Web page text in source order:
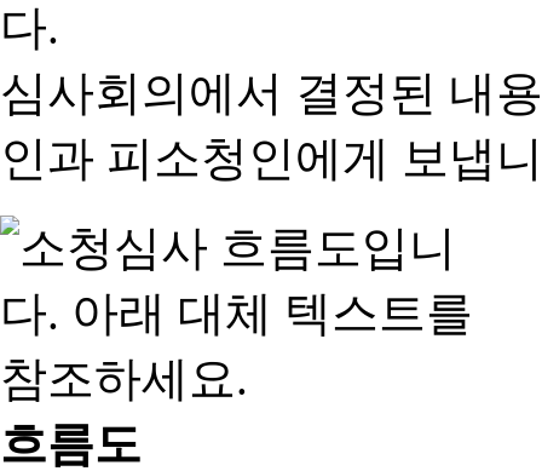
다.
심사회의에서 결정된 내
인과 피소청인에게 보냅
흐름도